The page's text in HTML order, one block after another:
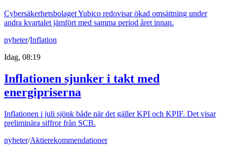
Cybersäkerhetsbolaget Yubico redovisar ökad omsättning under
andra kvartalet jämfört med samma period året innan.
nyheter/Inflation
Idag, 08:19
Inflationen sjunker i takt med
energipriserna
Inflationen i juli sjönk både när det gäller KPI och KPIF. Det visar
preliminära siffror från SCB.
nyheter/Aktierekommendationer